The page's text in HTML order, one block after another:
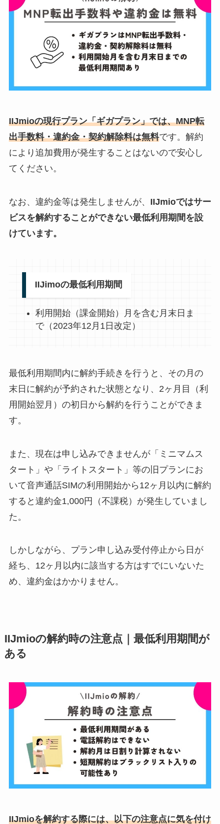
IIJmioの現行プラン「ギガプラン」では、MNP転
出手数料・違約金・契約解除料は無料です。解約
により追加費用が発生することはないので安心し
てください。
なお、違約金等は発生しませんが、 IIJmioではサー
ビスを解約することができない最低利用期間を設
けています。
IIJimoの最低利用期間
利用開始（課金開始）月を含む月末日ま
で（2023年12月1日改定）
最低利用期間内に解約手続きを行うと、その月の
末日に解約が予約された状態となり、 2ヶ月目（利
用開始翌月）の初日から解約を行うことができま
す。
また、現在は申し込みできませんが「ミニマムス
タート」や「ライトスタート」等の旧プランにお
いて音声通話SIMの利用開始から12ヶ月以内に解約
すると違約金1,000円（不課税）が発生していまし
た。
しかしながら、プラン申し込み受付停止から日が
経ち、12ヶ月以内に該当する方はすでにいないた
め、違約金はかかりません。
IIJmioの解約時の注意点｜最低利用期間が
ある
IIJmioを解約する際には、以下の注意点に気を付け